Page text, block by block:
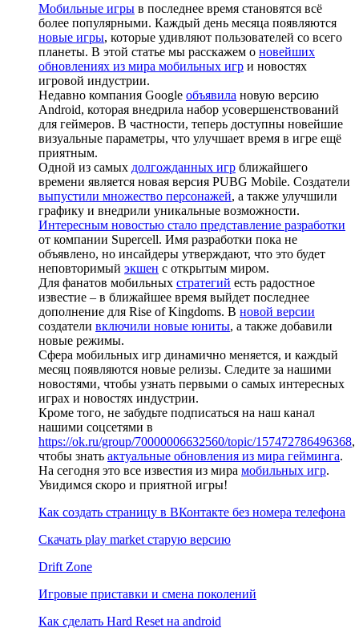
Мобильные игры в последнее время становятся всё
более популярными. Каждый день месяца появляются
новые игры, которые удивляют пользователей со всего
планеты. В этой статье мы расскажем о новейших
обновлениях из мира мобильных игр и новостях
игровой индустрии.
Недавно компания Google объявила новую версию
Android, которая внедрила набор усовершенствований
для геймеров. В частности, теперь доступны новейшие
визуальные параметры, что улучшает время в игре ещё
приятным.
Одной из самых долгожданных игр ближайшего
времени является новая версия PUBG Mobile. Создатели
выпустили множество персонажей, а также улучшили
графику и внедрили уникальные возможности.
Интересным новостью стало представление разработки
от компании Supercell. Имя разработки пока не
объявлено, но инсайдеры утверждают, что это будет
неповторимый экшен с открытым миром.
Для фанатов мобильных стратегий есть радостное
известие – в ближайшее время выйдет последнее
дополнение для Rise of Kingdoms. В новой версии
создатели включили новые юниты, а также добавили
новые режимы.
Сфера мобильных игр динамично меняется, и каждый
месяц появляются новые релизы. Следите за нашими
новостями, чтобы узнать первыми о самых интересных
играх и новостях индустрии.
Кроме того, не забудьте подписаться на наш канал
нашими соцсетями в
https://ok.ru/group/70000006632560/topic/157472786496368,
чтобы знать актуальные обновления из мира гейминга.
На сегодня это все известия из мира мобильных игр.
Увидимся скоро и приятной игры!
Как создать страницу в ВКонтакте без номера телефона
Скачать play market старую версию
Drift Zone
Игровые приставки и смена поколений
Как сделать Hard Reset на android